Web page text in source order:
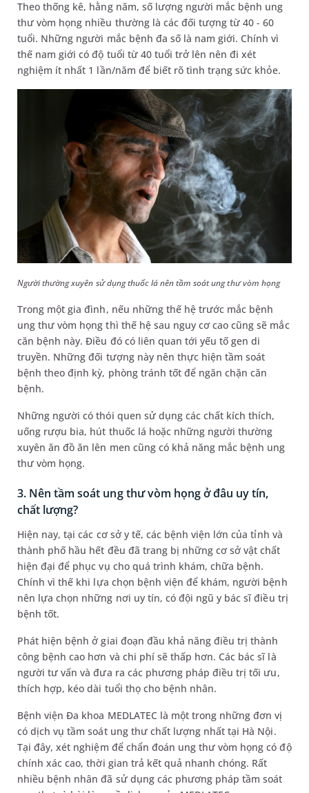
Theo thống kê, hằng năm, số lượng người mắc bệnh ung
thư vòm họng nhiều thường là các đối tượng từ 40 - 60
tuổi. Những người mắc bệnh đa số là nam giới. Chính vì
thế nam giới có độ tuổi từ 40 tuổi trở lên nên đi xét
nghiệm ít nhất 1 lần/năm để biết rõ tình trạng sức khỏe.
Người thường xuyên sử dụng thuốc lá nên tầm soát ung thư vòm họng
Trong một gia đình, nếu những thế hệ trước mắc bệnh
ung thư vòm họng thì thế hệ sau nguy cơ cao cũng sẽ mắc
căn bệnh này. Điều đó có liên quan tới yếu tố gen di
truyền. Những đối tượng này nên thực hiện tầm soát
bệnh theo định kỳ, phòng tránh tốt để ngăn chặn căn
bệnh.
Những người có thói quen sử dụng các chất kích thích,
uống rượu bia, hút thuốc lá hoặc những người thường
xuyên ăn đồ ăn lên men cũng có khả năng mắc bệnh ung
thư vòm họng.
3. Nên tầm soát ung thư vòm họng ở đâu uy tín,
chất lượng?
Hiện nay, tại các cơ sở y tế, các bệnh viện lớn của tỉnh và
thành phố hầu hết đều đã trang bị những cơ sở vật chất
hiện đại để phục vụ cho quá trình khám, chữa bệnh.
Chính vì thế khi lựa chọn bệnh viện để khám, người bệnh
nên lựa chọn những nơi uy tín, có đội ngũ y bác sĩ điều trị
bệnh tốt.
Phát hiện bệnh ở giai đoạn đầu khả năng điều trị thành
công bệnh cao hơn và chi phí sẽ thấp hơn. Các bác sĩ là
người tư vấn và đưa ra các phương pháp điều trị tối ưu,
thích hợp, kéo dài tuổi thọ cho bệnh nhân.
Bệnh viện Đa khoa MEDLATEC là một trong những đơn vị
có dịch vụ tầm soát ung thư chất lượng nhất tại Hà Nội.
Tại đây, xét nghiệm để chẩn đoán ung thư vòm họng có độ
chính xác cao, thời gian trả kết quả nhanh chóng. Rất
nhiều bệnh nhân đã sử dụng các phương pháp tầm soát